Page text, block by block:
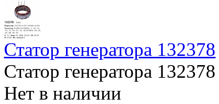
Статор генератора 132378
Статор генератора 132378
Нет в наличии